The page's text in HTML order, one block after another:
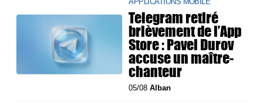
Telegram retiré
brièvement de l’App
Store : Pavel Durov
accuse un maître-
chanteur
05/08Alban